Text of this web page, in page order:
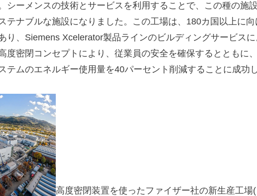
シーメンスの技術とサービスを利用することで、この種の施
テナブルな施設になりました。この工場は、180カ国以上に
り、Siemens Xcelerator製品ラインのビルディングサービスに
度密閉コンセプトにより、従業員の安全を確保するとともに
テムのエネルギー使用量を40パーセント削減することに成功
高度密閉装置を使ったファイザー社の新生産工場